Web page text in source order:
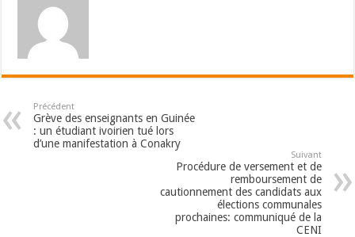
Précédent
Grève des enseignants en Guinée
: un étudiant ivoirien tué lors
d’une manifestation à Conakry
Suivant
Procédure de versement et de
remboursement de
cautionnement des candidats aux
élections communales
prochaines: communiqué de la
CENI